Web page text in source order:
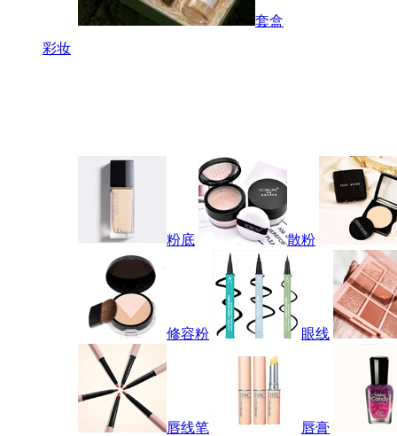
套盒
彩妆
粉底 散粉
修容粉 眼线
唇线笔 唇膏